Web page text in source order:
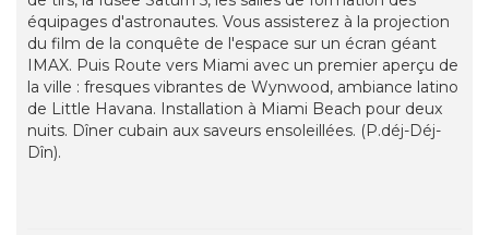
équipages d'astronautes. Vous assisterez à la projection
du film de la conquête de l'espace sur un écran géant
IMAX. Puis Route vers Miami avec un premier aperçu de
la ville : fresques vibrantes de Wynwood, ambiance latino
de Little Havana. Installation à Miami Beach pour deux
nuits. Dîner cubain aux saveurs ensoleillées. (P.déj-Déj-
Dîn).